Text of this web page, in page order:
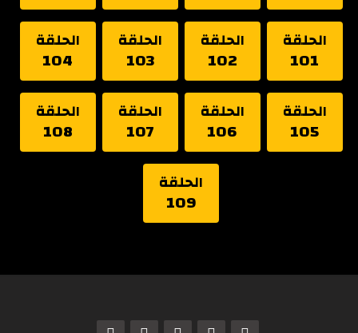
الحلقة
101
الحلقة
102
الحلقة
103
الحلقة
104
الحلقة
105
الحلقة
106
الحلقة
107
الحلقة
108
الحلقة
109